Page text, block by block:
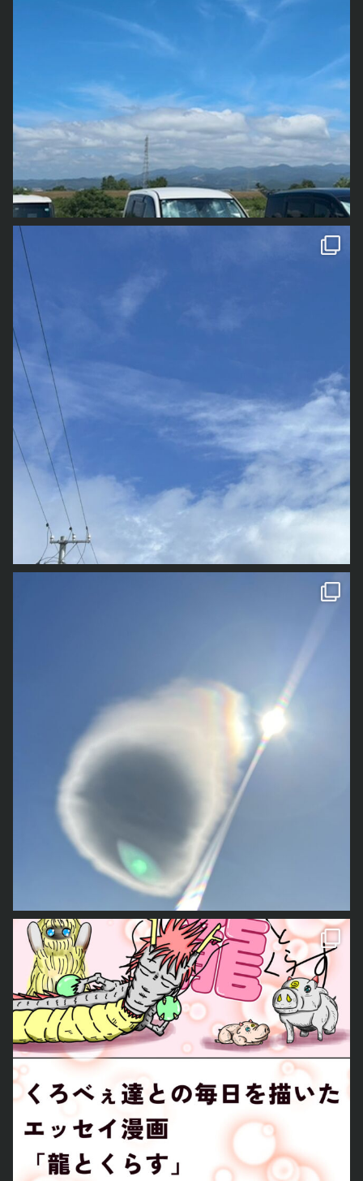
が「龍雲
をみつけて
」と言ってきました。 そういう
1枚目は少し前の写真で、今年の春先に撮影したものです
雲
この度noteの方で、新しくくろべぇ達との日常を描いたエッセイマンガを連載